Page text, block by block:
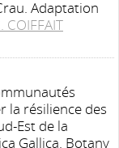
Adaptation
COIFFAIT
la résilience des
Est de la
Gallica. Botany